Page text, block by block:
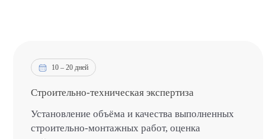
10 – 20 дней
Строительно-техническая экспертиза
Установление объёма и качества выполненных
строительно-монтажных работ, оценка